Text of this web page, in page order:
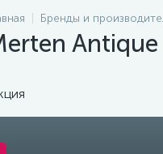
Бренды и
Antique